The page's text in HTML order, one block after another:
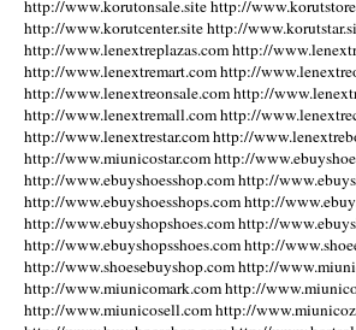
http://www.korutonsale.site http://
http://www.korutcenter.site http://
http://www.lenextreplazas.com http://
http://www.lenextremart.com http://
http://www.lenextreonsale.com http://
http://www.lenextremall.com http://
http://www.lenextrestar.com http://
http://www.miunicostar.com http://
http://www.ebuyshoesshop.com http://
http://www.ebuyshoesshops.com http://
http://www.ebuyshopshoes.com http://
http://www.ebuyshopsshoes.com http://
http://www.shoesebuyshop.com http://
http://www.miunicomark.com http://
http://www.miunicosell.com http://